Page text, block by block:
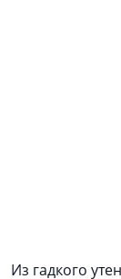
Из гадкого